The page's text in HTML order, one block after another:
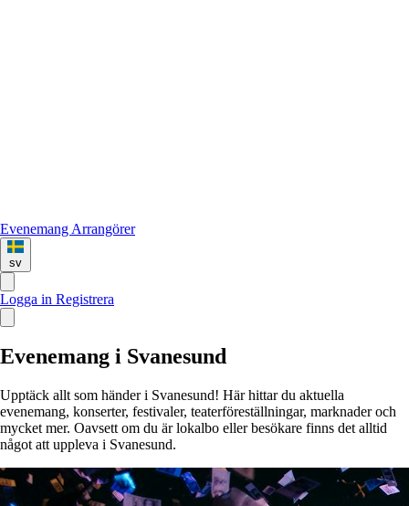
Evenemang Arrangörer
sv
Logga in Registrera
Evenemang i Svanesund
Upptäck allt som händer i Svanesund! Här hittar du aktuella
evenemang, konserter, festivaler, teaterföreställningar, marknader och
mycket mer. Oavsett om du är lokalbo eller besökare finns det alltid
något att uppleva i Svanesund.